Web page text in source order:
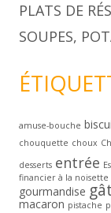
PLATS DE
SOUPES,
amuse-bouche
chouquette choux
desserts entrée
financier à la noisette
gourmandise
macaron pistache